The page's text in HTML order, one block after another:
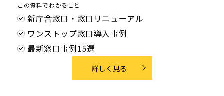
この資料でわかること
新庁舎窓口・窓口リニューアル
ワンストップ窓口導入事例
最新窓口事例15選
詳しく見る